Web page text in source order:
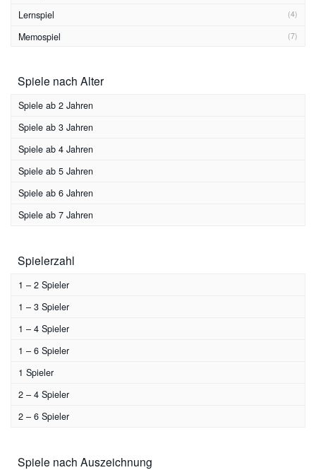
Lernspiel (4)
Memospiel (7)
Ratespiel
Reaktionsspiel
Sammelspiel
Stapelspiel
Strategiespiel
Suchspiel
Wettlaufspiel
Zuordnungsspiel
Spiele nach Alter
Spiele ab 2 Jahren
Spiele ab 3 Jahren
Spiele ab 4 Jahren
Spiele ab 5 Jahren
Spiele ab 6 Jahren
Spiele ab 7 Jahren
Spielerzahl
1 – 2 Spieler
1 – 3 Spieler
1 – 4 Spieler
1 – 6 Spieler
1 Spieler
2 – 4 Spieler
2 – 6 Spieler
Spiele nach Auszeichnung